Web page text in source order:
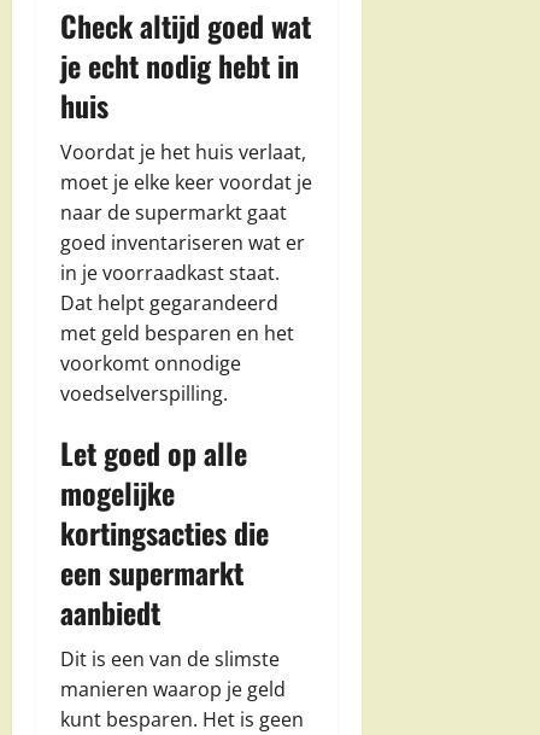
Check altijd goed wat
je echt nodig hebt in
huis
Voordat je het huis verlaat,
moet je elke keer voordat je
naar de supermarkt gaat
goed inventariseren wat er
in je voorraadkast staat.
Dat helpt gegarandeerd
met geld besparen en het
voorkomt onnodige
voedselverspilling.
Let goed op alle
mogelijke
kortingsacties die
een supermarkt
aanbiedt
Dit is een van de slimste
manieren waarop je geld
kunt besparen. Het is geen